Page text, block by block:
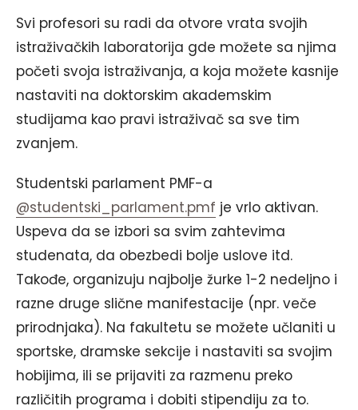
Svi profesori su radi da otvore vrata svojih
istraživačkih laboratorija gde možete sa njima
početi svoja istraživanja, a koja možete kasnije
nastaviti na doktorskim akademskim
studijama kao pravi istraživač sa sve tim
zvanjem.
Studentski parlament PMF-a
@studentski_parlament.pmf je vrlo aktivan.
Uspeva da se izbori sa svim zahtevima
studenata, da obezbedi bolje uslove itd.
Takođe, organizuju najbolje žurke 1-2 nedeljno i
razne druge slične manifestacije (npr. veče
prirodnjaka). Na fakultetu se možete učlaniti u
sportske, dramske sekcije i nastaviti sa svojim
hobijima, ili se prijaviti za razmenu preko
različitih programa i dobiti stipendiju za to.